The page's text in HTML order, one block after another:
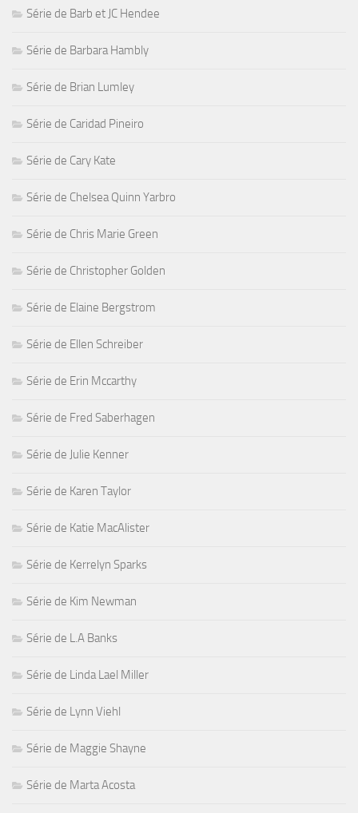
Série de Barb et JC Hendee
Série de Barbara Hambly
Série de Brian Lumley
Série de Caridad Pineiro
Série de Cary Kate
Série de Chelsea Quinn Yarbro
Série de Chris Marie Green
Série de Christopher Golden
Série de Elaine Bergstrom
Série de Ellen Schreiber
Série de Erin Mccarthy
Série de Fred Saberhagen
Série de Julie Kenner
Série de Karen Taylor
Série de Katie MacAlister
Série de Kerrelyn Sparks
Série de Kim Newman
Série de L.A Banks
Série de Linda Lael Miller
Série de Lynn Viehl
Série de Maggie Shayne
Série de Marta Acosta